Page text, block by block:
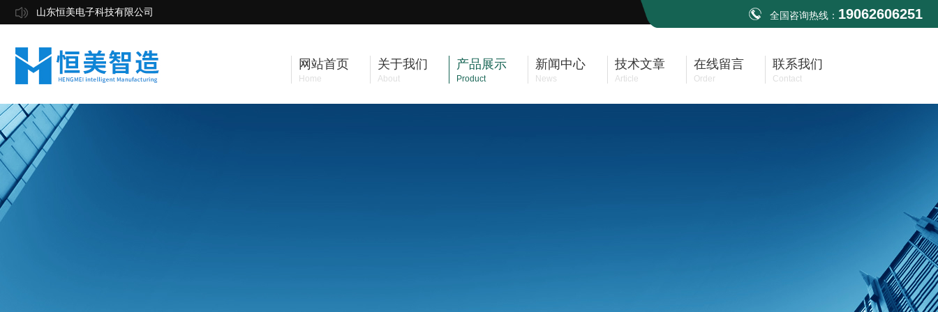
山东恒美电子科技有限公司 全国咨询热线： 19062606251
网站首页
Home
关于我们
About
产品展示
Product
新闻中心
News
技术文章
Article
在线留言
Order
联系我们
Contact